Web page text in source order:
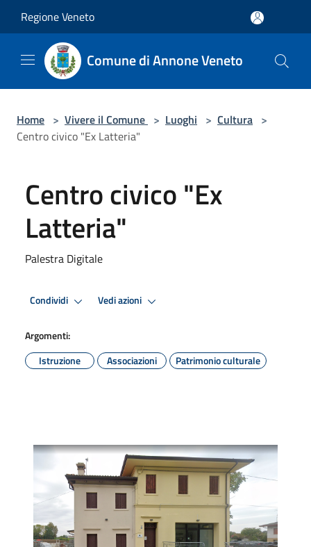
Regione Veneto
Comune di Annone Veneto
Home > Vivere il Comune > Luoghi > Cultura >
Centro civico "Ex Latteria"
Centro civico "Ex
Latteria"
Palestra Digitale
Condividi Vedi azioni
Argomenti:
Istruzione
Associazioni Patrimonio culturale